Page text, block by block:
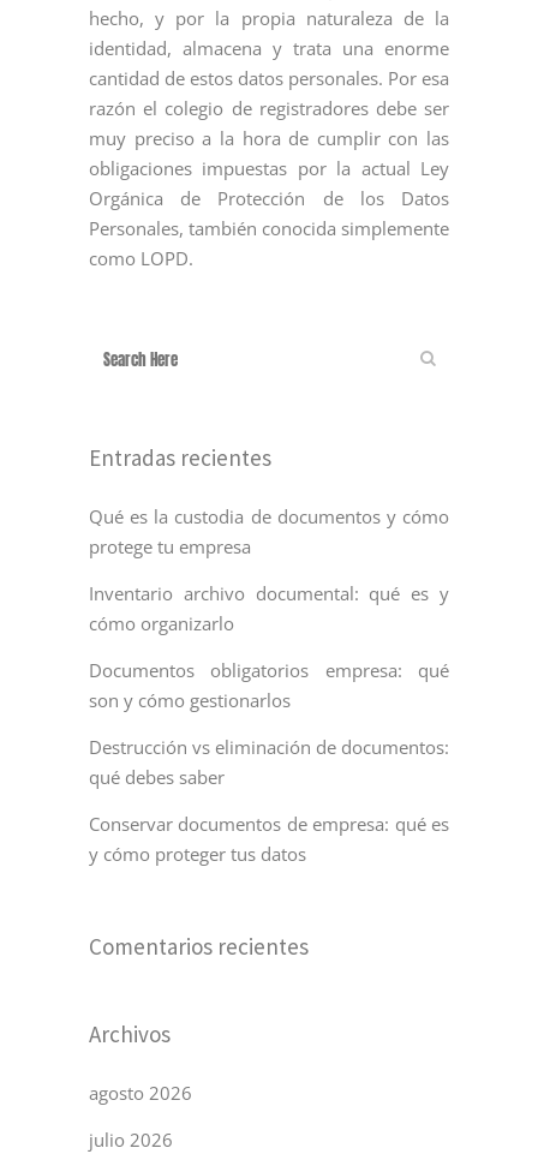
hecho, y por la propia naturaleza de la
identidad, almacena y trata una enorme
cantidad de estos datos personales. Por esa
razón el colegio de registradores debe ser
muy preciso a la hora de cumplir con las
obligaciones impuestas por la actual Ley
Orgánica de Protección de los Datos
Personales, también conocida simplemente
como LOPD.
Entradas recientes
Qué es la custodia de documentos y cómo
protege tu empresa
Inventario archivo documental: qué es y
cómo organizarlo
Documentos obligatorios empresa: qué
son y cómo gestionarlos
Destrucción vs eliminación de documentos:
qué debes saber
Conservar documentos de empresa: qué es
y cómo proteger tus datos
Comentarios recientes
Archivos
agosto 2026
julio 2026